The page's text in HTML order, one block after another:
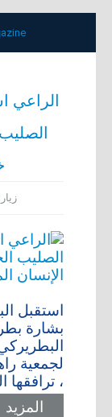
الراعي
استقبل
بشارة
لجمعية
، ترافقها
المزيد